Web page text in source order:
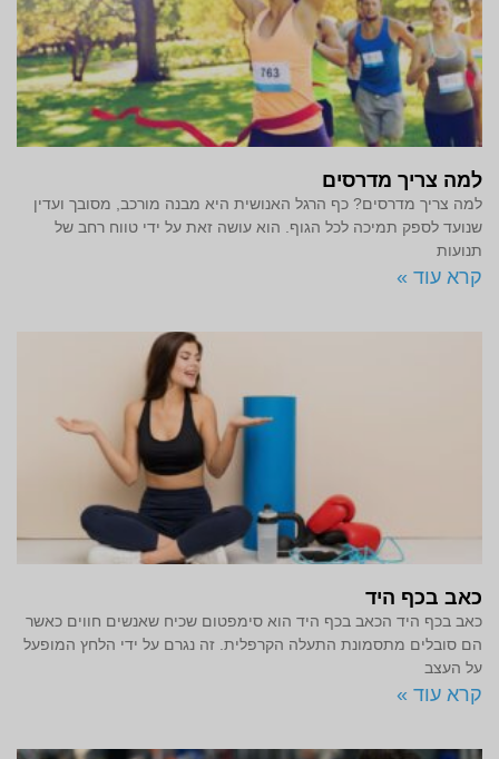
למה צריך מדרסים
למה צריך מדרסים? כף הרגל האנושית היא מבנה מורכב, מסובך ועדין
שנועד לספק תמיכה לכל הגוף. הוא עושה זאת על ידי טווח רחב של
תנועות
קרא עוד »
כאב בכף היד
כאב בכף היד הכאב בכף היד הוא סימפטום שכיח שאנשים חווים כאשר
הם סובלים מתסמונת התעלה הקרפלית. זה נגרם על ידי הלחץ המופעל
על העצב
קרא עוד »